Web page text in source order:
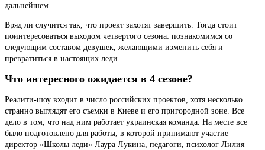
дальнейшем.
Вряд ли случится так, что проект захотят завершить. Тогда стоит
поинтересоваться выходом четвертого сезона: познакомимся со
следующим составом девушек, желающими изменить себя и
превратиться в настоящих леди.
Что интересного ожидается в 4 сезоне?
Реалити-шоу входит в число российских проектов, хотя несколько
странно выглядят его съемки в Киеве и его пригородной зоне. Все
дело в том, что над ним работает украинская команда. На месте все
было подготовлено для работы, в которой принимают участие
директор «Школы леди» Лаура Лукина, педагоги, психолог Лилия